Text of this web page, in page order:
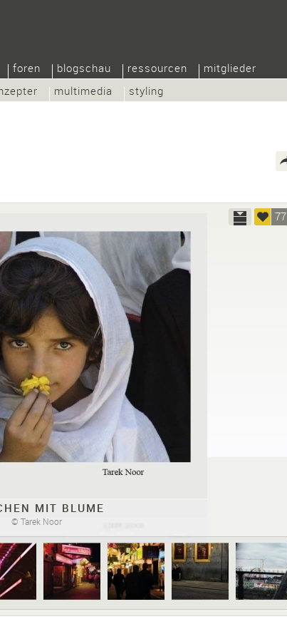
multimedia styling
foren blogschau ressourcen mitglieder
MIT BLUME
© Tarek Noor
77